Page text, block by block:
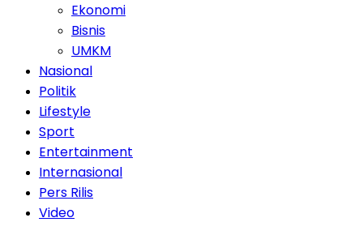
Ekonomi
Bisnis
UMKM
Nasional
Politik
Lifestyle
Sport
Entertainment
Internasional
Pers Rilis
Video